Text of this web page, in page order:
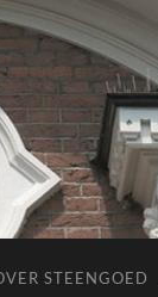
STEENGOED